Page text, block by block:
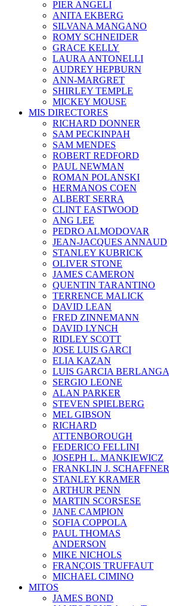
PIER ANGELI
ANITA EKBERG
SILVANA MANGANO
ROMY SCHNEIDER
GRACE KELLY
LAURA ANTONELLI
AUDREY HEPBURN
ANN-MARGRET
SHIRLEY TEMPLE
MICKEY MOUSE
MIS DIRECTORES
RICHARD DONNER
SAM PECKINPAH
SAM MENDES
ROBERT REDFORD
PAUL NEWMAN
ROMAN POLANSKI
HERMANOS COEN
ALBERT SERRA
CLINT EASTWOOD
ANG LEE
PEDRO ALMODOVAR
JEAN-JACQUES ANNAUD
STANLEY KUBRICK
OLIVER STONE
JAMES CAMERON
QUENTIN TARANTINO
TERRENCE MALICK
DAVID LEAN
FRED ZINNEMANN
DAVID LYNCH
RIDLEY SCOTT
JOSE LUIS GARCI
ELIA KAZAN
LUIS GARCIA BERLANGA
SERGIO LEONE
ALAN PARKER
STEVEN SPIELBERG
MEL GIBSON
RICHARD
ATTENBOROUGH
FEDERICO FELLINI
JOSEPH L. MANKIEWICZ
FRANKLIN J. SCHAFFNER
STANLEY KRAMER
ARTHUR PENN
MARTIN SCORSESE
JANE CAMPION
SOFIA COPPOLA
PAUL THOMAS
ANDERSON
MIKE NICHOLS
FRANÇOIS TRUFFAUT
MICHAEL CIMINO
MITOS
JAMES BOND